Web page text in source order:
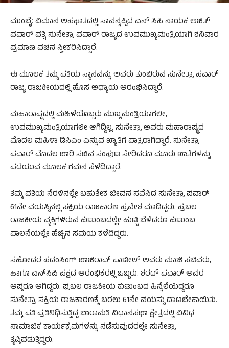
ಮುಂಬೈ: ವಿಮಾನ ಅಪಘಾತದಲ್ಲಿ ಸಾವನ್ನಪ್ಪಿದ ಎನ್ ಸಿಪಿ ನಾಯಕ ಅಜಿತ್
ಪವಾರ್ ಪತ್ನಿ ಸುನೇತ್ರಾ ಪವಾರ್ ರಾಜ್ಯದ ಉಪಮುಖ್ಯಮಂತ್ರಿಯಾಗಿ ಶನಿವಾರ
ಪ್ರಮಾಣ ವಚನ ಸ್ವೀಕರಿಸಿದ್ದಾರೆ.
ಈ ಮೂಲಕ ತಮ್ಮ ಪತಿಯ ಸ್ಥಾನವನ್ನು ಅವರು ತುಂಬಿರುವ ಸುನೇತ್ರಾ ಪವಾರ್
ರಾಜ್ಯ ರಾಜಕೀಯದಲ್ಲಿ ಹೊಸ ಅಧ್ಯಾಯ ಆರಂಭಿಸಿದ್ದಾರೆ.
ಮಹಾರಾಷ್ಟ್ರದಲ್ಲಿ ಮಹಿಳೆಯೊಬ್ಬರು ಮುಖ್ಯಮಂತ್ರಿಯಾಗಲೀ,
ಉಪಮುಖ್ಯಮಂತ್ರಿಯಾಗಲೀ ಆಗಿದ್ದಿಲ್ಲ. ಸುನೇತ್ರಾ ಅವರು ಮಹಾರಾಷ್ಟ್ರದ
ಮೊದಲ ಮಹಿಳಾ ಡಿಸಿಎಂ ಎನ್ನುವ ಖ್ಯಾತಿಗೆ ಪಾತ್ರರಾಗಿದ್ದಾರೆ. ಸುನೇತ್ರಾ
ಪವಾರ್ ಮೊದಲ ಬಾರಿ ಸಚಿವ ಸಂಪುಟ ಸೇರಿದರೂ ಮೂರು ಖಾತೆಗಳನ್ನು
ಪಡೆಯುವ ಮೂಲಕ ಗಮನ ಸೆಳೆದಿದ್ದಾರೆ.
ತಮ್ಮ ಪತಿಯ ನೆರಳಿನಲ್ಲೇ ಬಹುತೇಕ ಜೀವನ ಸವೆಸಿದ ಸುನೇತ್ರಾ ಪವಾರ್
61ನೇ ವಯಸ್ಸಿನಲ್ಲಿ ಸಕ್ರಿಯ ರಾಜಕಾರಣ ಪ್ರವೇಶ ಮಾಡಿದ್ದರು. ಪ್ರಬಲ
ರಾಜಕೀಯ ವ್ಯಕ್ತಿಗಳಿರುವ ಕುಟುಂಬದಲ್ಲೇ ಹುಟ್ಟಿ ಬೆಳೆದರೂ ಕುಟುಂಬ
ಪಾಲನೆಯಲ್ಲೇ ಹೆಚ್ಚಿನ ಸಮಯ ಕಳೆದಿದ್ದರು.
ಸಹೋದರ ಪದಂಸಿಂಗ್ ಬಾಜಿರಾವ್ ಪಾಟೀಲ್ ಅವರು ಮಾಜಿ ಸಚಿವರು,
ಹಾಗೂ ಎನ್​ಸಿಪಿ ಪಕ್ಷದ ಆರಂಭಿಕರಲ್ಲಿ ಒಬ್ಬರು. ಶರದ್ ಪವಾರ್ ಅವರ
ಆಪ್ತರೂ ಆಗಿದ್ದರು. ಪ್ರಬಲ ರಾಜಕೀಯ ಕುಟುಂಬದ ಹಿನ್ನೆಲೆಯಿದ್ದರೂ
ಸುನೇತ್ರಾ ಸಕ್ರಿಯ ರಾಜಕಾರಣಕ್ಕೆ ಬರಲು 61ನೇ ವಯಸ್ಸು ದಾಟಬೇಕಾಯಿತು.
ತಮ್ಮ ಪತಿ ಪ್ರತಿನಿಧಿಸುತ್ತಿದ್ದ ಬಾರಾಮತಿ ವಿಧಾನಸಭಾ ಕ್ಷೇತ್ರದಲ್ಲಿ ವಿವಿಧ
ಸಾಮಾಜಿಕ ಕಾರ್ಯಕ್ರಮಗಳನ್ನು ನಡೆಸುವುದರಲ್ಲೇ ಸುನೇತ್ರಾ
ತೃಪ್ತಿಪಡುತ್ತಿದ್ದರು.